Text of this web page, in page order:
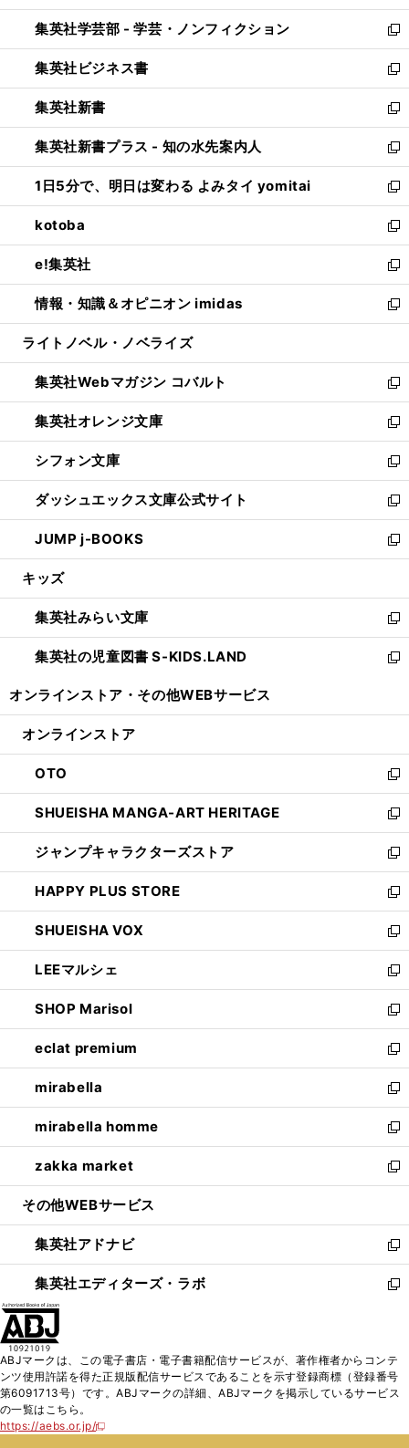
開
く
ウ
で
開
く
ン
ド
ウ
で
開
く
ウ
ィ
ン
ド
ウ
で
開
く
集英社学芸部 - 学芸・ノンフィクション
新
し
い
ウ
ィ
ン
ド
ウ
で
開
く
集英社ビジネス書
新
し
い
ウ
ィ
ン
ド
ウ
で
開
く
集英社新書
新
し
い
ウ
ィ
ン
ド
ウ
で
開
く
集英社新書プラス - 知の水先案内人
新
し
い
ウ
ィ
ン
ド
ウ
で
開
1日5分で、明日は変わる よみタイ yomitai
新
し
い
ウ
ィ
ン
ド
ウ
開
く
kotoba
新
し
い
ウ
ィ
ン
ウ
で
開
く
e!集英社
新
し
い
ウ
ン
ド
ウ
で
開
く
情報・知識＆オピニオン imidas
新
し
ウ
ィ
ン
ド
ウ
で
開
く
ライトノベル・ノベライズ
集英社Webマガジン コバルト
新
し
い
ウ
ィ
ン
ド
ウ
で
開
集英社オレンジ文庫
新
し
い
ウ
ィ
ン
ド
ウ
開
く
シフォン文庫
新
し
い
ウ
ィ
ン
ウ
で
開
く
ダッシュエックス文庫公式サイト
新
し
い
ウ
ン
ド
ウ
で
JUMP j-BOOKS
新
し
ウ
ィ
ン
ド
開
キッズ
集英社みらい文庫
新
し
い
ン
ウ
で
開
く
集英社の児童図書 S-KIDS.LAND
新
ウ
ン
ド
ウ
で
開
く
オンラインストア・ その他WEBサービス
オンラインストア
OTO
新
し
い
ウ
ィ
ン
ド
ウ
で
開
く
SHUEISHA MANGA-ART HERITAGE
新
し
い
ウ
ィ
ン
ド
ウ
で
開
く
ジャンプキャラクターズストア
新
し
い
ウ
ィ
ン
ド
ウ
で
開
く
HAPPY PLUS STORE
新
し
い
ウ
ィ
ン
ド
ウ
で
開
く
SHUEISHA VOX
新
し
い
ウ
ィ
ン
ド
ウ
で
開
く
LEEマルシェ
新
し
い
ウ
ィ
ン
ド
ウ
で
開
く
SHOP Marisol
新
し
い
ウ
ィ
ン
ド
ウ
で
開
eclat premium
新
し
い
ウ
ィ
ン
ド
ウ
開
く
mirabella
新
し
い
ウ
ィ
ン
ウ
で
開
く
mirabella homme
新
し
い
ウ
ン
ド
ウ
で
zakka market
新
し
ウ
ィ
ン
ド
く
その他WEBサービス
集英社アドナビ
新
し
い
ド
ウ
で
集英社エディターズ・ラボ
新
ィ
ン
ド
ABJマークは、この電子書店・電子書籍配信サービスが、著作権者からコンテ
ンツ使用許諾を得た正規版配信サービスであることを示す登録商標（登録番号
第6091713号）です。ABJマークの詳細、ABJマークを掲示しているサービス
の一覧はこちら。
https://aebs.or.jp/
新